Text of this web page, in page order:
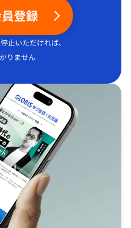
登録
止いただければ、
りません